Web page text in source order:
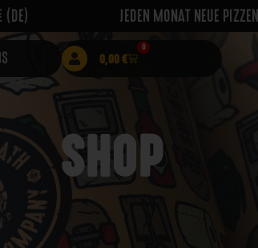
(DE) JEDEN MONAT NEUE PIZZEN
0,00€
0
SHOP